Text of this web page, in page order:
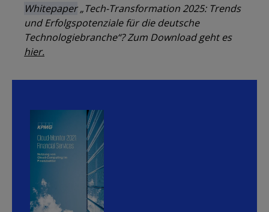
Whitepaper„Tech-Transformation 2025: Trends
und Erfolgspotenziale für die deutsche
Technologiebranche“? Zum Download geht es
hier.